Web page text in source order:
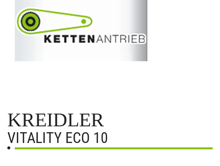
KREIDLER
VITALITY ECO 10